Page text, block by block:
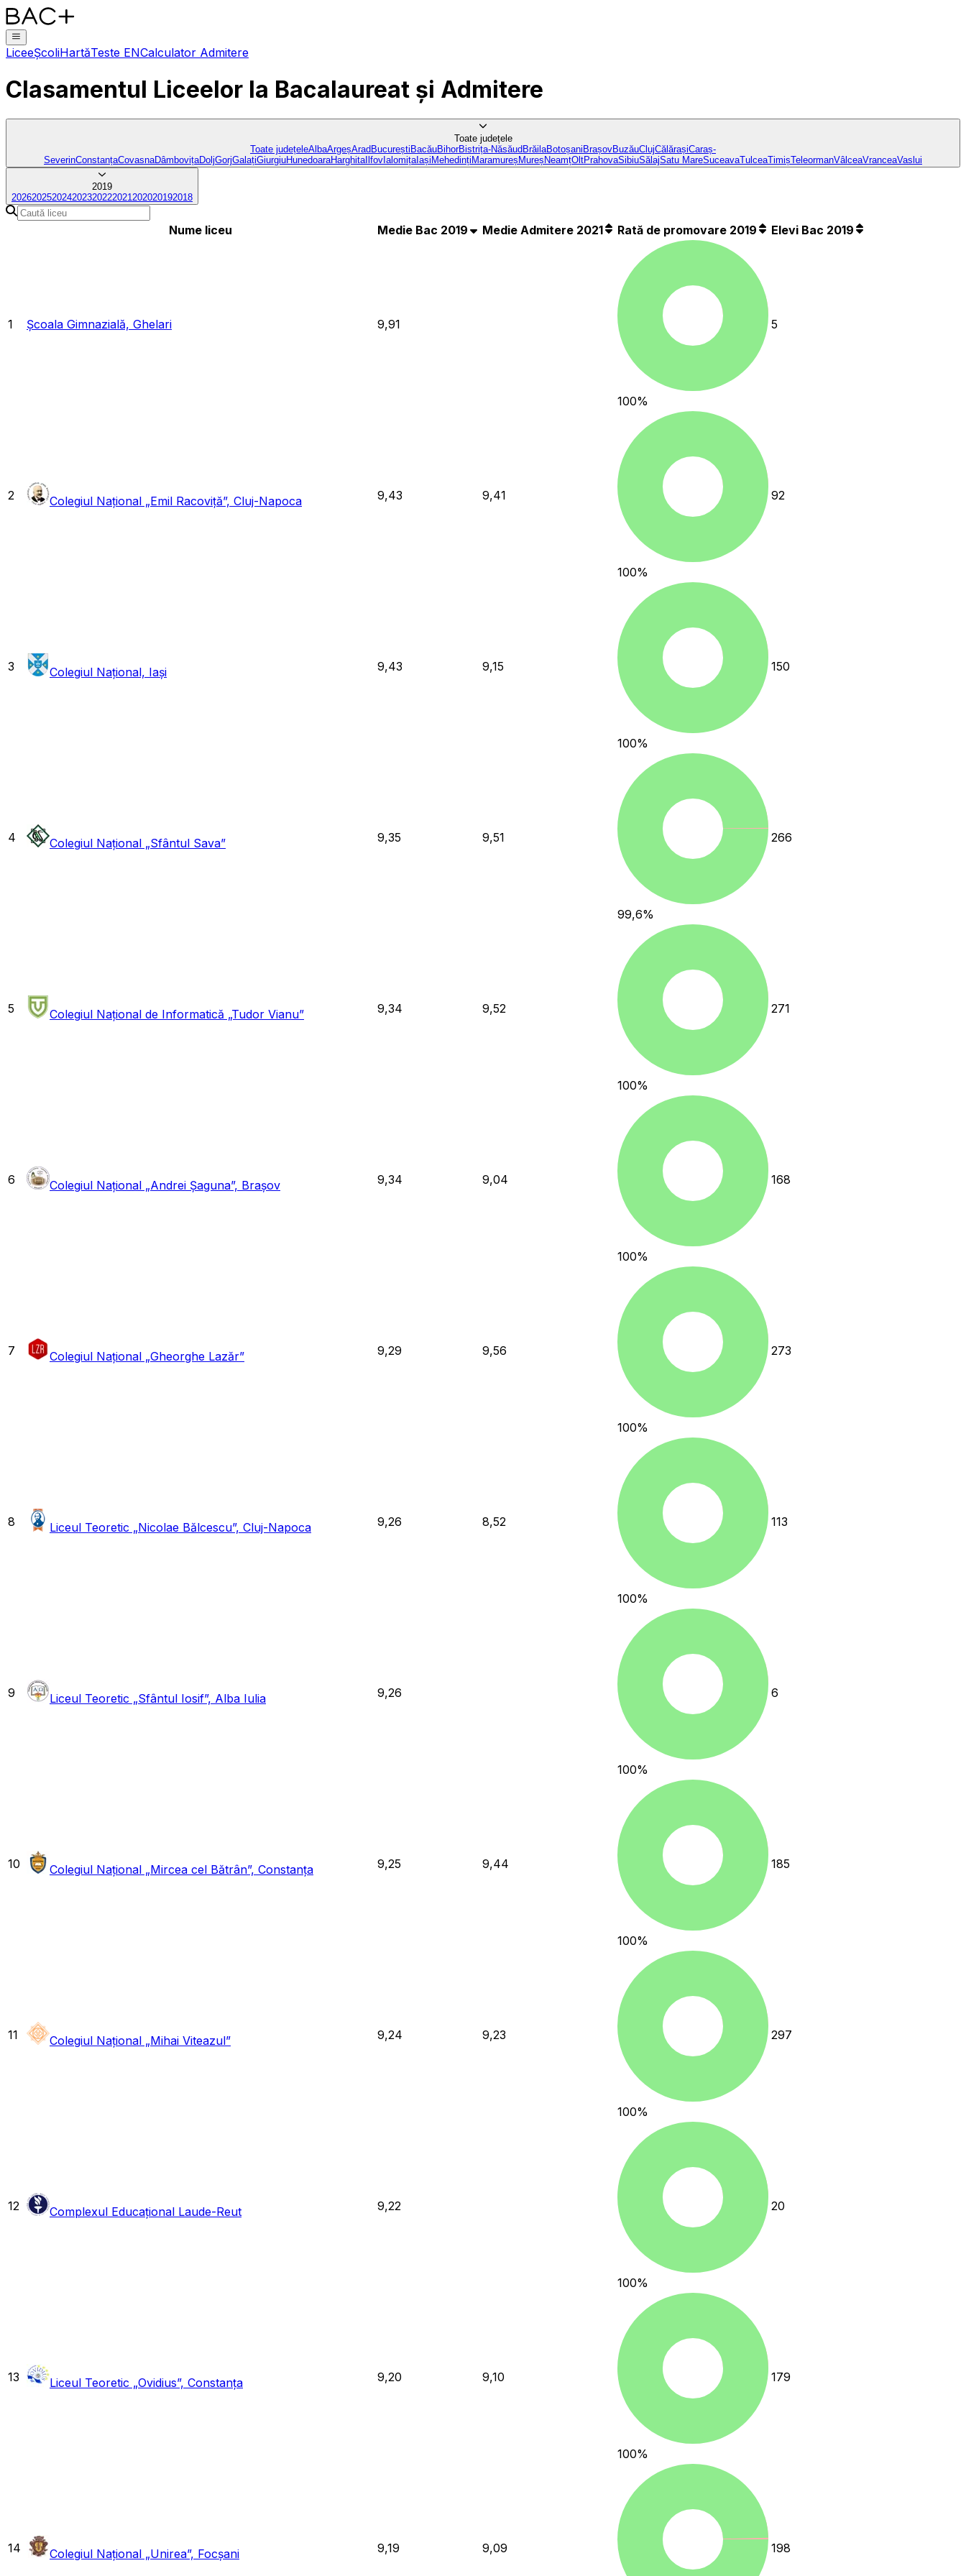
LiceeȘcoliHartăTeste ENCalculator Admitere
Clasamentul Liceelor la Bacalaureat și Admitere
Toate județele
Toate județeleAlbaArgeșAradBucureștiBacăuBihorBistrița-NăsăudBrăilaBotoșaniBrașovBuzăuClujCălărașiCaraș-
SeverinConstanțaCovasnaDâmbovițaDoljGorjGalațiGiurgiuHunedoaraHarghitaIlfovIalomițaIașiMehedințiMaramureșMureșNeamțOltPrahovaSibiuSălajSatu MareSuceavaTulceaTimișTeleormanVâlceaVranceaVaslui
2019
202620252024202320222021 202020192018
Nume liceu Medie Bac 2019 Medie Admitere 2021 Rată de promovare 2019 Elevi Bac 2019
1 Școala Gimnazială, Ghelari 9,91
100%
5
2 Colegiul Național „Emil Racoviță”, Cluj-Napoca 9,43 9,41
100%
92
3 Colegiul Național, Iași 9,43 9,15
100%
150
4 Colegiul Național „Sfântul Sava” 9,35 9,51
99,6%
266
5 Colegiul Național de Informatică „Tudor Vianu” 9,34 9,52
100%
271
6 Colegiul Național „Andrei Șaguna”, Brașov 9,34 9,04
100%
168
7 Colegiul Național „Gheorghe Lazăr” 9,29 9,56
100%
273
8 Liceul Teoretic „Nicolae Bălcescu”, Cluj-Napoca 9,26 8,52
100%
113
9 Liceul Teoretic „Sfântul Iosif”, Alba Iulia 9,26
100%
6
10 Colegiul Național „Mircea cel Bătrân”, Constanța 9,25 9,44
100%
185
11 Colegiul Național „Mihai Viteazul” 9,24 9,23
100%
297
12 Complexul Educațional Laude-Reut 9,22
100%
20
13 Liceul Teoretic „Ovidius”, Constanța 9,20 9,10
100%
179
14 Colegiul Național „Unirea”, Focșani 9,19 9,09 198